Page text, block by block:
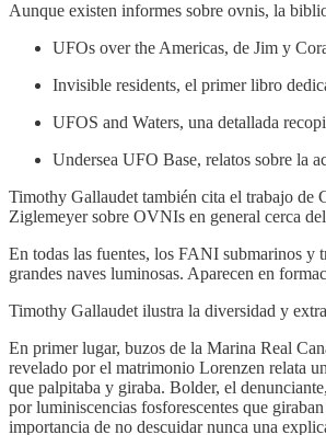
Aunque existen informes sobre ovnis, la
UFOs over the Americas, de Jim y
Invisible residents, el primer libro
UFOS and Waters, una detallada
Undersea UFO Base, relatos sobre la
Timothy Gallaudet también cita el trabajo de
Ziglemeyer sobre OVNIs en general cerca
En todas las fuentes, los FANI submarinos y
grandes naves luminosas. Aparecen en
Timothy Gallaudet ilustra la diversidad y
En primer lugar, buzos de la Marina Real
revelado por el matrimonio Lorenzen relata
que palpitaba y giraba. Bolder, el
por luminiscencias fosforescentes que
importancia de no descuidar nunca una